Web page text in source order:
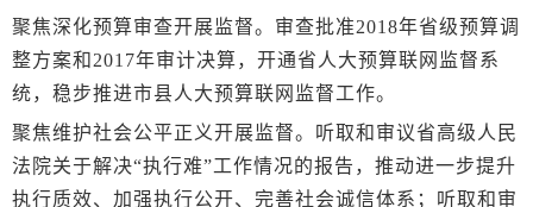
聚焦深化预算审查开展监督。审查批准2018年省级预算调
整方案和2017年审计决算，开通省人大预算联网监督系
统，稳步推进市县人大预算联网监督工作。
聚焦维护社会公平正义开展监督。听取和审议省高级人民
法院关于解决“执行难”工作情况的报告，推动进一步提升
执行质效、加强执行公开、完善社会诚信体系；听取和审